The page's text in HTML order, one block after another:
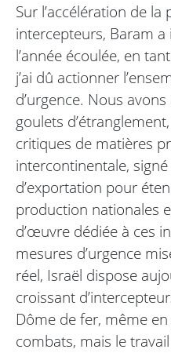
Sur l’accélération de
intercepteurs, Baram
l’année écoulée, en
j’ai dû actionner
d’urgence. Nous
goulets
critiques de matières
intercontinentale,
d’exportation pour
production nationales
d’œuvre dédiée à ces
mesures d’urgence
réel, Israël dispose
croissant
Dôme de fer, même
combats, mais le